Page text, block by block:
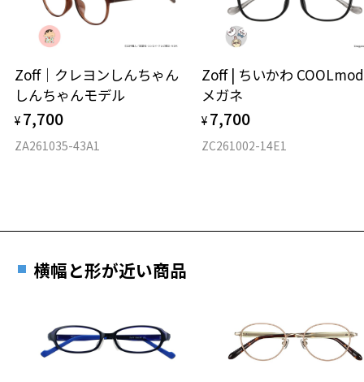
タイプ
材質
Zoff｜クレヨンしんちゃん
しんちゃんモデル
¥ 7,700
ZA261035-43A1
Zoff | ちいかわ
メガネ
¥ 7,700
ZC261002-14E1
横幅と形が近い商品